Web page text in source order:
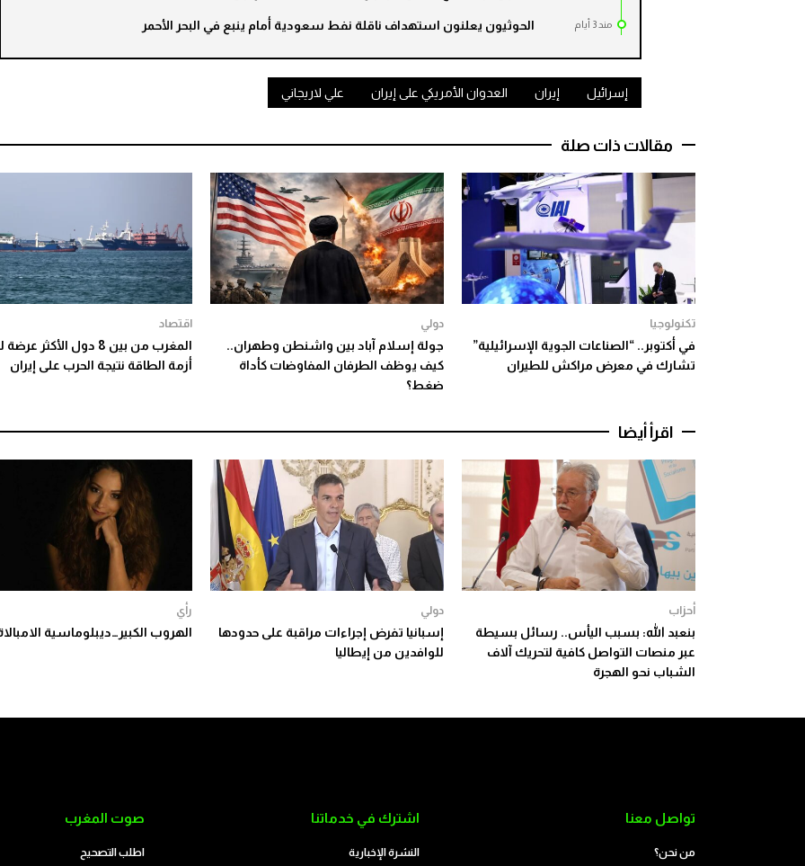
مند 3 أيام الحوثيون يعلنون استهداف ناقلة نفط سعودية أمام ينبع في البحر الأحمر
إسرائيل إيران العدوان الأمريكي على إيران علي لاريجاني
مقالات ذات صلة
تكنولوجيا
في أكتوبر.. “الصناعات الجوية الإسرائيلية”
تشارك في معرض مراكش للطيران
دولي
جولة إسلام آباد بين واشنطن وطهران..
كيف يوظف الطرفان المفاوضات كأداة
ضغط؟
اقتصاد
المغرب من بين 8 دول الأكثر
أزمة الطاقة نتيجة الحرب على إيران
اقرأ أيضا
أحزاب
بنعبد الله: بسبب اليأس.. رسائل بسيطة
عبر منصات التواصل كافية لتحريك آلاف
الشباب نحو الهجرة
دولي
إسبانيا تفرض إجراءات مراقبة على حدودها
للوافدين من إيطاليا
رأي
الهروب الكبير…ديبلوماسية
تواصل معنا
من نحن؟
اشترك في خدماتنا
النشرة الإخبارية
صوت المغرب
اطلب التصحيح